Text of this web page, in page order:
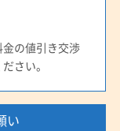
の値引き交渉
さい。
い